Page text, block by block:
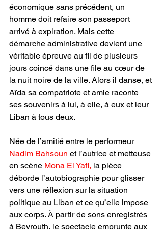
économique sans précédent, un
homme doit refaire son passeport
arrivé à expiration. Mais cette
démarche administrative devient une
véritable épreuve au fil de plusieurs
jours coincé dans une file au cœur de
la nuit noire de la ville. Alors il danse, et
Aïda sa compatriote et amie raconte
ses souvenirs à lui, à elle, à eux et leur
Liban à tous deux.
Née de l’amitié entre le performeur
Nadim Bahsoun et l’autrice et metteuse
en scène Mona El Yafi, la pièce
déborde l’autobiographie pour glisser
vers une réflexion sur la situation
politique au Liban et ce qu’elle impose
aux corps. À partir de sons enregistrés
à Beyrouth, le spectacle emprunte aux